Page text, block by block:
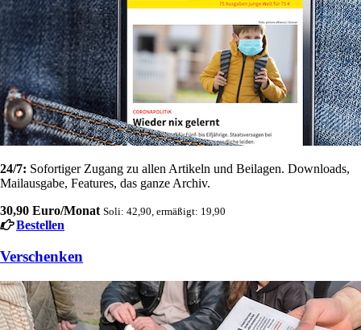
24/7: Sofortiger Zugang zu allen Artikeln und Beilagen. Downloads,
Mailausgabe, Features, das ganze Archiv.
30,90 Euro/Monat Soli: 42,90, ermäßigt: 19,90
Bestellen
Verschenken